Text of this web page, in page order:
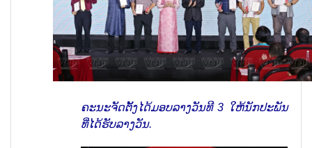
ຄະນະຈັດຕັ້ງໄດ້ມອບລາງວັນທີ 3 ໃຫ້ນັກປະພັນ
ທີ່ໄດ້ຮັບລາງວັນ.